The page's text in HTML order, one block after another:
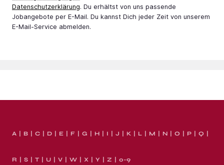
Datenschutzerklärung. Du erhältst von uns passende
Jobangebote per E-Mail. Du kannst Dich jeder Zeit von unserem
E-Mail-Service abmelden.
A B C D E F G H I J K L M N O P Q
R S T U V W X Y Z 0-9